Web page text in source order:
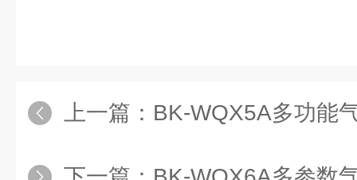
上一篇： BK-WQX5A多功能